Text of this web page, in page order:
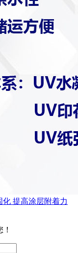
提高涂层附着力